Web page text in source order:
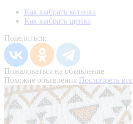
Как выбрать котенка
Как выбрать щенка
Поделиться:
Пожаловаться на объявление
Похожие объявления Посмотреть все